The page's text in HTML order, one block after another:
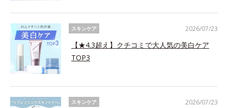
スキンケア
【★4.3超え】クチコミで大人気の美白ケア
TOP3
2026/07/23
スキンケア 2026/07/23